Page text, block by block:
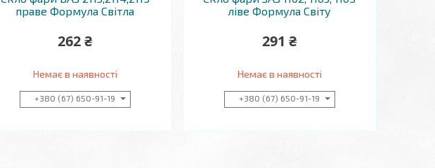
праве Формула Світла
262 ₴
Немає в наявності
+380 (67) 650-91-19
ліве Формула Світу
291 ₴
Немає в наявності
+380 (67) 650-91-19